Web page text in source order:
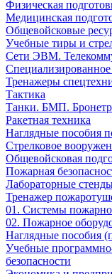
Физическая
Медицинская
Общевойсковые
Учебные тиры и
Сети ЭВМ.
Тренажеры
Тактика
Танки. БМП.
Ракетная техника
Наглядные пособия
Стрелковое
Общевойсковая
Пожарная
Лабораторные
Тренажер
01. Системы
02. Пожарное
Наглядные пособия
Учебные
безопасности